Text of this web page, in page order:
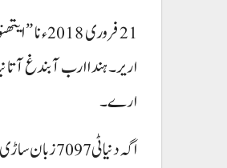
اریر۔ ہندا ارب آ بندغ آتا
ارے۔